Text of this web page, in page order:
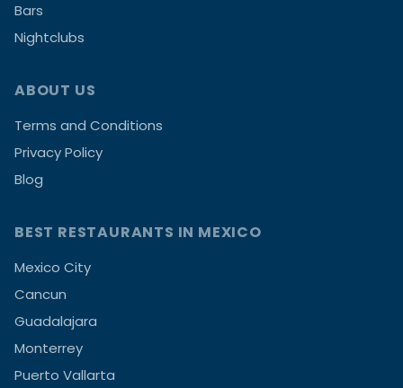
Bars
Nightclubs
ABOUT US
Terms and Conditions
Privacy Policy
Blog
BEST RESTAURANTS IN MEXICO
Mexico City
Cancun
Guadalajara
Monterrey
Puerto Vallarta